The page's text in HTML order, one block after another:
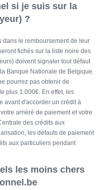
si je suis sur la
?
dans le remboursement de leur
fichés sur la liste noire des
doivent signaler tout défaut
Banque Nationale de Belgique.
pourrez pas obtenir de
plus 1.000€. En effet, les
avant d'accorder un crédit à
arriéré de paiement et votre
des crédits aux
les défauts de paiement
aux particuliers pendant
les moins chers